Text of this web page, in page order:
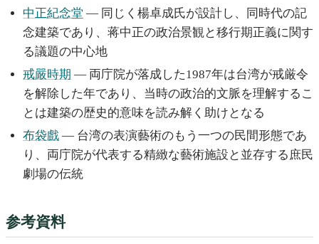
中正紀念堂 — 同じく楊卓成氏が設計し、同時代の記
念建築であり、蒋中正の政治景観と移行期正義に関す
る議題の中心地
戒嚴時期 — 両庁院が落成した1987年は台湾が戒厳令
を解除した年であり、当時の政治的文脈を理解するこ
とは建築の歴史的意味を読み解く助けとなる
布袋戲 — 台湾の表演藝術のもう一つの民間形態であ
り、両庁院が代表する精緻な藝術施設と並存する庶民
劇場の伝統
参考資料